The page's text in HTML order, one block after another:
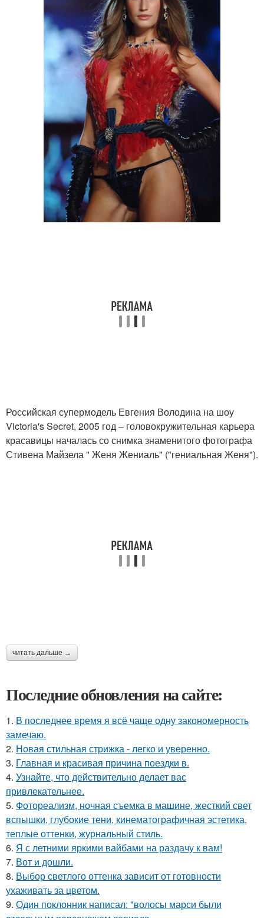
Российская супермодель Евгения Володина на шоу
Victoria's Secret, 2005 год – головокружительная карьера
красавицы началась со снимка знаменитого фотографа
Стивена Майзела " Женя Жениаль" ("гениальная Женя").
читать дальше →
Последние обновления на сайте:
1. В последнее время я всё чаще одну закономерность
замечаю.
2. Новая стильная стрижка - легко и уверенно.
3. Главная и красивая причина поездки в.
4. Узнайте, что действительно делает вас
привлекательнее.
5. Фотореализм, ночная съемка в машине, жесткий свет
вспышки, глубокие тени, кинематографичная эстетика,
теплые оттенки, журнальный стиль.
6. Я с летними яркими вайбами на раздачу к вам!
7. Вот и дошли.
8. Выбор светлого оттенка зависит от готовности
ухаживать за цветом.
9. Один поклонник написал: "волосы марси были